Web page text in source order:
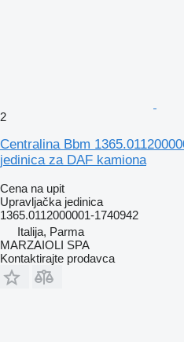
2
Centralina Bbm
jedinica za DAF kamiona
Cena na upit
Upravljačka jedinica
1365.0112000001-1740942
Italija, Parma
MARZAIOLI SPA
Kontaktirajte prodavca